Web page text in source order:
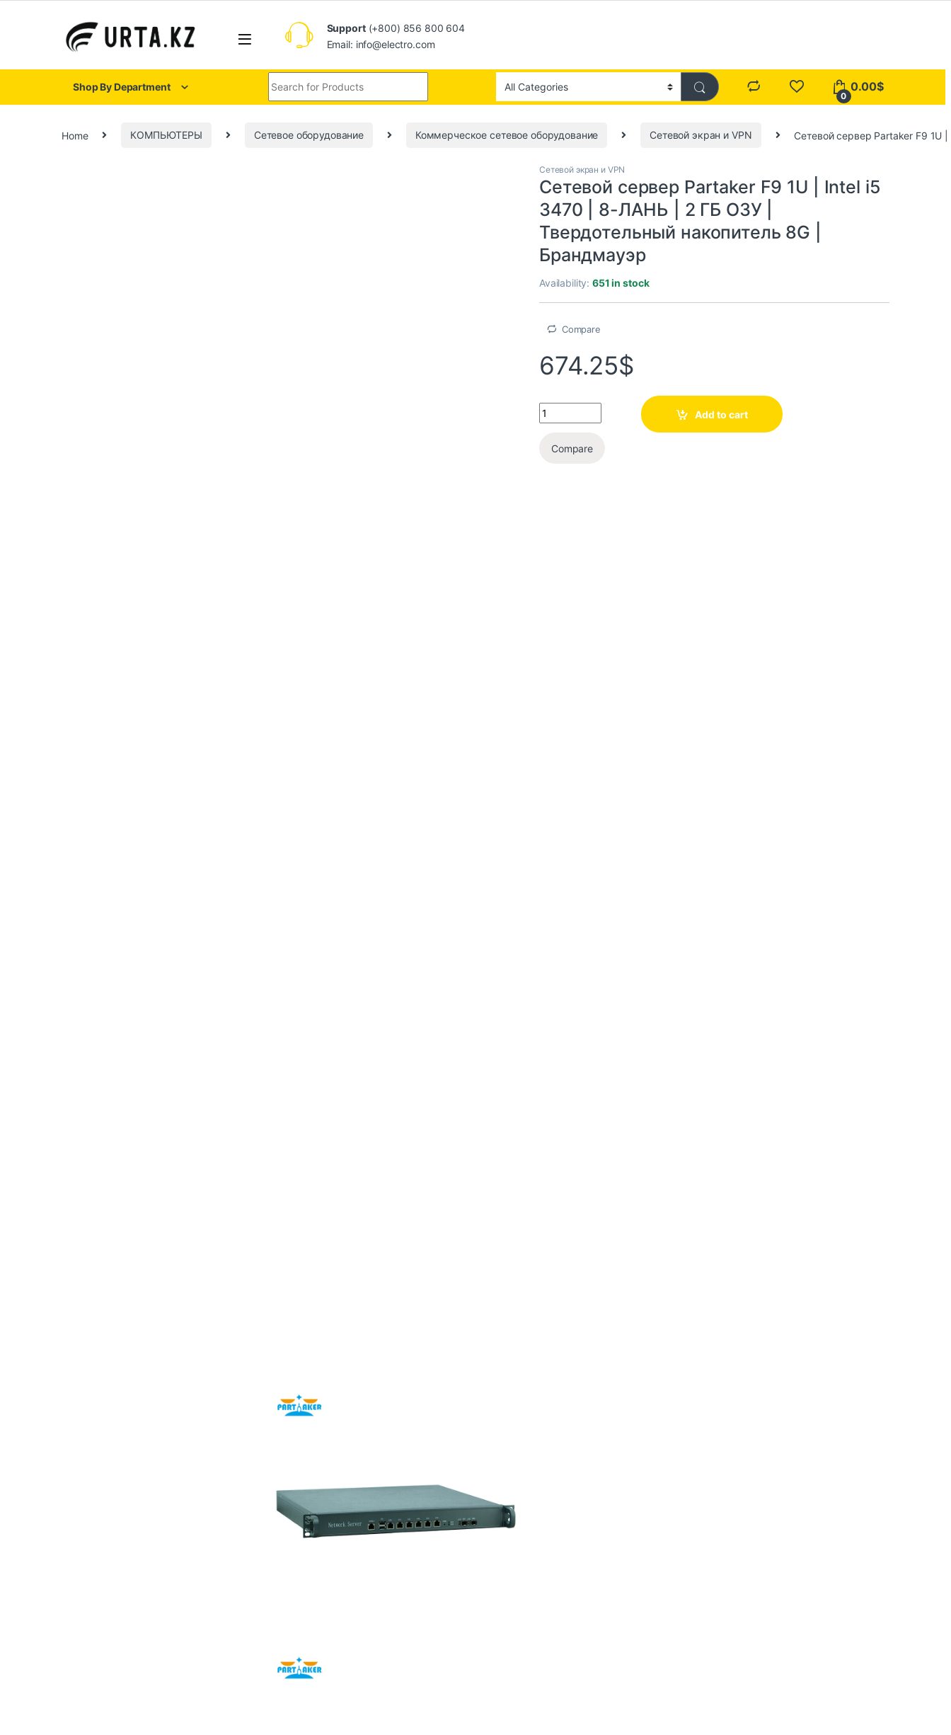
Support(+800) 856 800 604
Email: info@electro.com
Shop By Department
0
0.00$
Home КОМПЬЮТЕРЫ Сетевое оборудование Коммерческое сетевое оборудование Сетевой экран и VPN Сетевой сервер Partaker F9
Сетевой экран и VPN
Сетевой сервер Partaker F9 1U | Intel i5
3470 | 8-ЛАНЬ | 2 ГБ ОЗУ |
Твердотельный накопитель 8G |
Брандмауэр
Availability:651 in stock
Compare
674.25$
Add to cart
Compare